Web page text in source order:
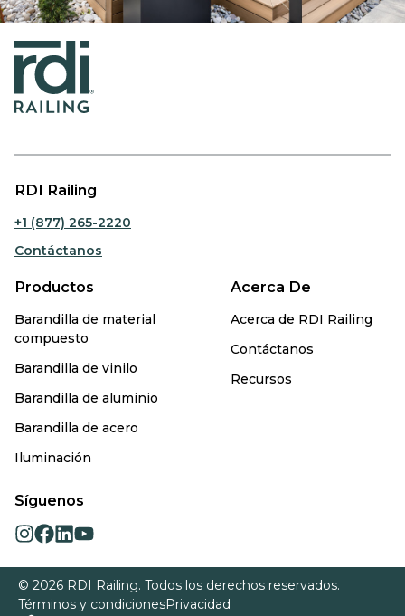
RDI Railing
+1 (877) 265-2220
Contáctanos
Productos
Barandilla de material
compuesto
Barandilla de vinilo
Barandilla de aluminio
Barandilla de acero
Iluminación
Acerca De
Acerca de RDI Railing
Contáctanos
Recursos
Síguenos
opens
a
new
opens
a
new
opens
a
new
opens
a
new
© 2026 RDI Railing. Todos los derechos reservados.
Términos y condicionesPrivacidad